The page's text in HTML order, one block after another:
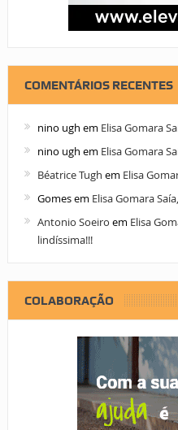
COMENTÁRIOS RECENTES
nino ugh em Elisa Gomara
nino ugh em Elisa Gomara
Béatrice Tugh em Elisa
Gomesem Elisa Gomara
Antonio Soeiro em Elisa
lindíssima!!!
COLABORAÇÃO